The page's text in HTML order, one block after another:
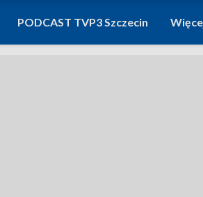
PODCAST TVP3 Szczecin